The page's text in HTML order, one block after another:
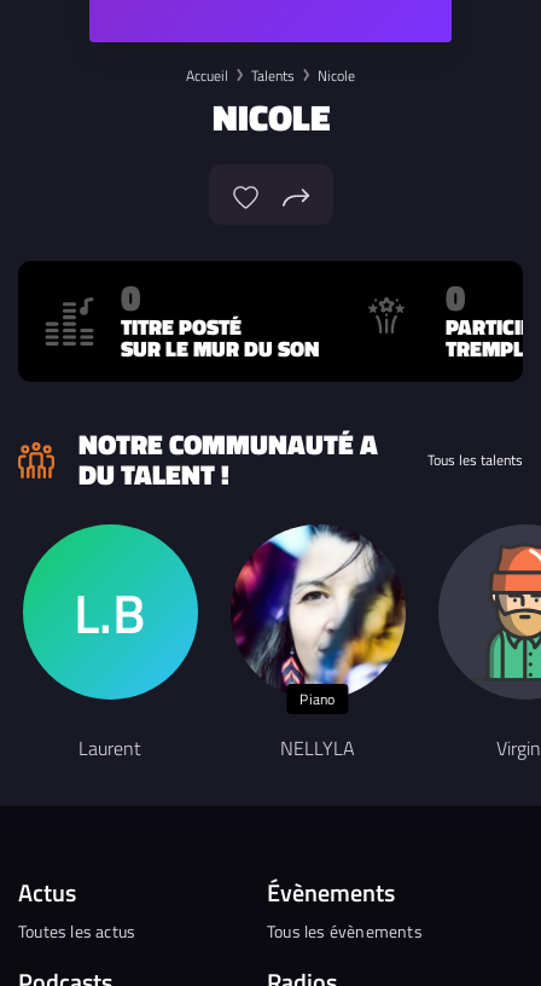
Accueil Talents Nicole
NICOLE
0
TITRE POSTÉ
SUR LE MUR DU SON
0
NOTRE COMMUNAUTÉ A
DU TALENT ! Tous les talents
Laurent
Piano
NELLYLA
Actus
Toutes les actus
Évènements
Tous les évènements